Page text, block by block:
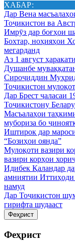
ХАБАР:
Дар Вена
Тоҷикистон ва
Имрӯз дар боғҳои
Бохтар, ноҳияҳои
мегарданд
Аз 1 август
Душанбе
Сироҷиддин
Тоҷикистон
Дар Брест ҷаласаи
Тоҷикистону
Масъалаҳои
мубориза бо
Иштирок дар
“Бозиҳои оянда”
Мулоқоти вазири
вазири корҳои
Идибек Қаландар
амниятии
намуд
Дар Тоҷикистон
гирифта шудааст
Феҳрист
Феҳрист